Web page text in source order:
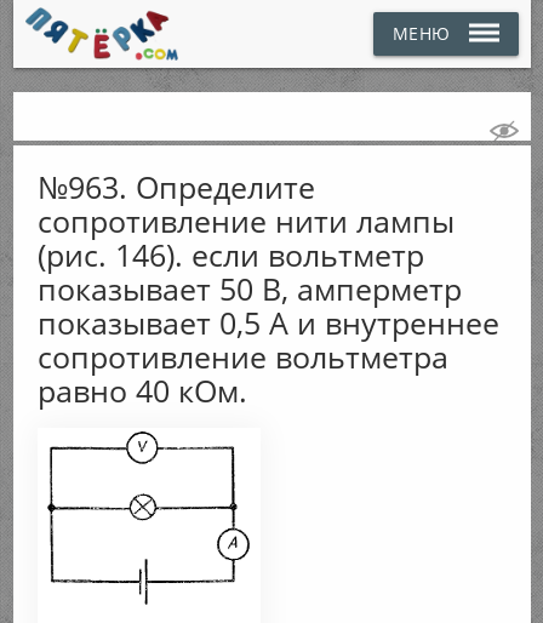
МЕНЮ
№963. Определите
сопротивление нити лампы
(рис. 146). если вольтметр
показывает 50 В, амперметр
показывает 0,5 А и внутреннее
сопротивление вольтметра
равно 40 кОм.